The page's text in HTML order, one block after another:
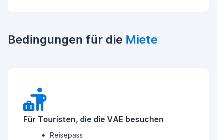
Bedingungen für die Miete
Für Touristen, die die VAE besuchen
Reisepass